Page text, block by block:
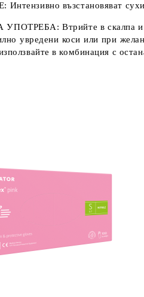
възстановяват
Втрийте в скалпа и
увредени коси или при
в комбинация с